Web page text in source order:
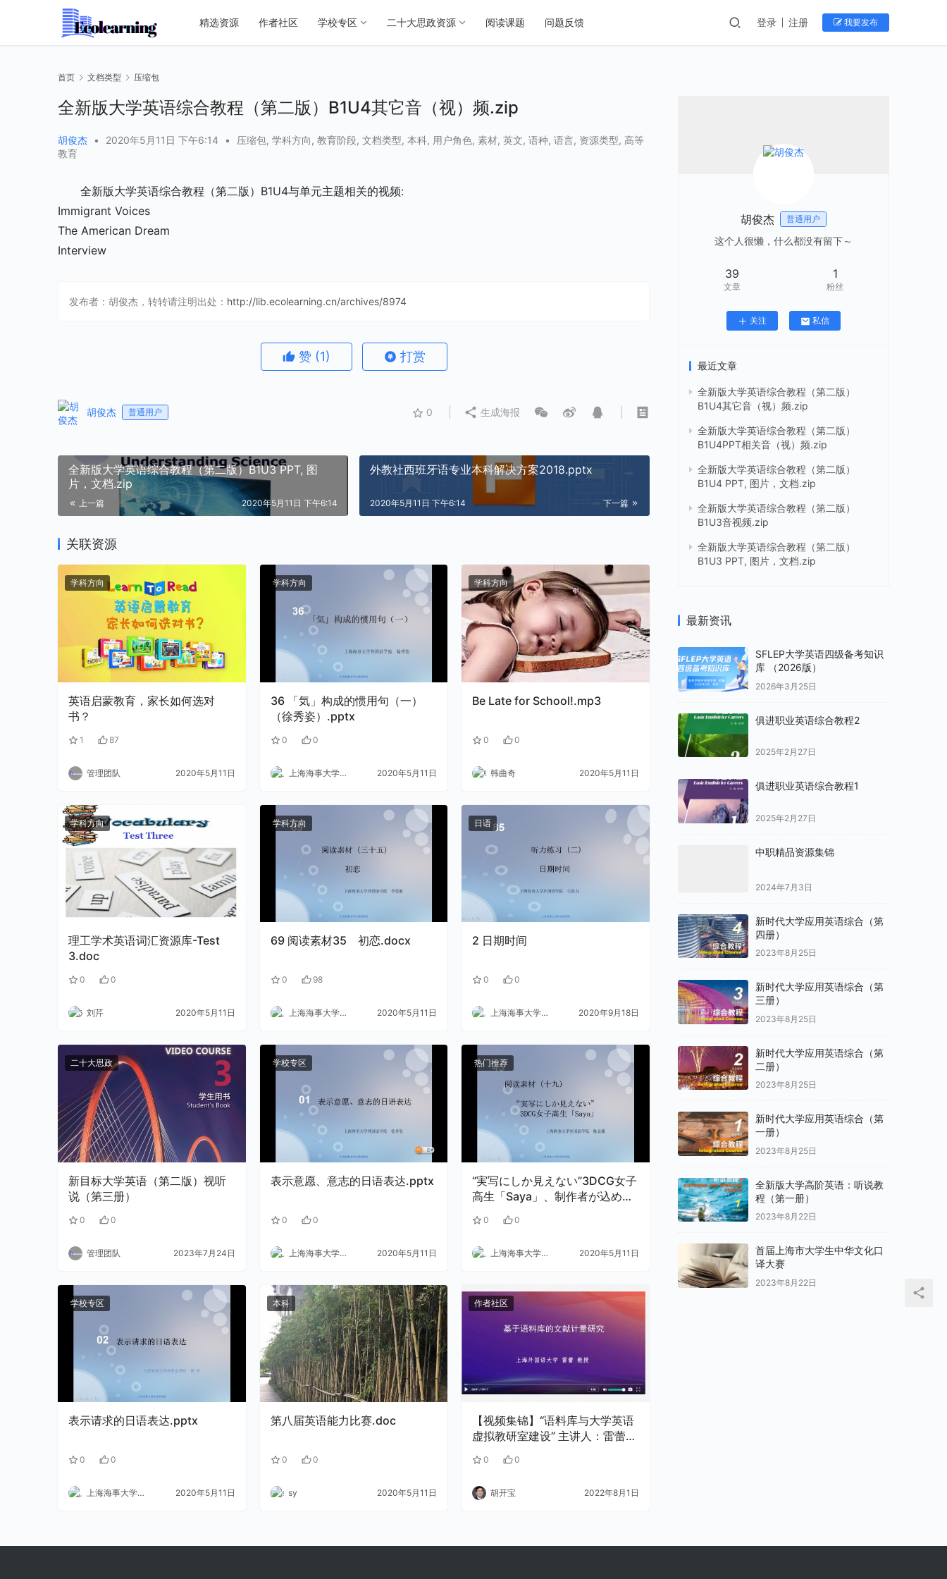
精选资源 作者社区 学校专区 二十大思政资源 阅读课题 问题反馈 登录 注册 我要发布
首页 文档类型 压缩包
全新版大学英语综合教程（第二版）B1U4其它音（视）频.zip
胡俊杰 • 2020年5月11日 下午6:14 • 压缩包, 学科方向, 教育阶段, 文档类型, 本科, 用户角色, 素材, 英文, 语种, 语言, 资源类型, 高等
教育
全新版大学英语综合教程（第二版）B1U4与单元主题相关的视频:
Immigrant Voices
The American Dream
Interview
发布者：胡俊杰，转转请注明出处： http://lib.ecolearning.cn/archives/8974
赞 (1) 打赏
胡俊杰 普通用户 0 生成海报
全新版大学英语综合教程（第二版）B1U3 PPT, 图
片，文档.zip
上一篇 2020年5月11日 下午6:14
外教社西班牙语专业本科解决方案2018.pptx
下一篇
2020年5月11日 下午6:14
关联资源
学科方向
英语启蒙教育，家长如何选对
书？
1 87
管理团队 2020年5月11日
学科方向
36 「気」构成的惯用句（一）
（徐秀姿）.pptx
0 0
上海海事大学外语 2020年5月11日
学科方向
Be Late for School!.mp3
0 0
韩曲奇 2020年5月11日
学科方向
理工学术英语词汇资源库-Test
3.doc
0 0
刘芹 2020年5月11日
学科方向
69 阅读素材35 初恋.docx
0 98
上海海事大学外语 2020年5月11日
日语
2 日期时间
0 0
上海海事大学外语 2020年9月18日
二十大思政
新目标大学英语（第二版）视听
说（第三册）
0 0
管理团队 2023年7月24日
学校专区
表示意愿、意志的日语表达.pptx
0 0
上海海事大学外语 2020年5月11日
热门推荐
“実写にしか見えない”3DCG女子
高生「Saya」、制作者が込めた
代に一石を投じたい」 .docx
0 0
上海海事大学外语 2020年5月11日
学校专区
表示请求的日语表达.pptx
0 0
上海海事大学外语 2020年5月11日
本科
第八届英语能力比赛.doc
0 0
sy 2020年5月11日
作者社区
【视频集锦】“语料库与大学英语
虚拟教研室建设” 主讲人：雷蕾
0 0
胡开宝 2022年8月1日
胡俊杰 普通用户
这个人很懒，什么都没有留下～
39
文章
1
粉丝
关注 私信
最近文章
全新版大学英语综合教程（第二版）
B1U4其它音（视）频.zip
全新版大学英语综合教程（第二版）
B1U4PPT相关音（视）频.zip
全新版大学英语综合教程（第二版）
B1U4 PPT, 图片，文档.zip
全新版大学英语综合教程（第二版）
B1U3音视频.zip
全新版大学英语综合教程（第二版）
B1U3 PPT, 图片，文档.zip
最新资讯
SFLEP大学英语四级备考知识
库 （2026版）
2026年3月25日
俱进职业英语综合教程2
2025年2月27日
俱进职业英语综合教程1
2025年2月27日
中职精品资源集锦
2024年7月3日
新时代大学应用英语综合（第
四册）
2023年8月25日
新时代大学应用英语综合（第
三册）
2023年8月25日
新时代大学应用英语综合（第
二册）
2023年8月25日
新时代大学应用英语综合（第
一册）
2023年8月25日
全新版大学高阶英语：听说教
程（第一册）
2023年8月22日
首届上海市大学生中华文化口
译大赛
2023年8月22日